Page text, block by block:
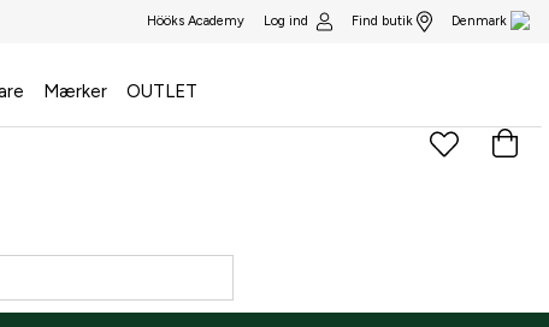
Hööks Academy Log ind Find butik Denmark
Mærker OUTLET